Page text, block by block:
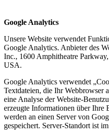
Google Analytics
Unsere Website verwendet
Google Analytics. Anbieter des
Inc., 1600 Amphitheatre
USA.
Google Analytics verwendet
Textdateien, die Ihr Webbrowser
eine Analyse der Website-
erzeugte Informationen über Ihre
werden an einen Server von
gespeichert. Server-Standort ist